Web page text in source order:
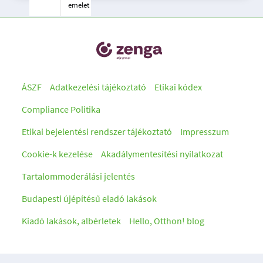
emelet
ÁSZF Adatkezelési tájékoztató
Etikai kódex
Compliance Politika
Etikai bejelentési rendszer tájékoztató
Impresszum
Cookie-k kezelése
Akadálymentesítési nyilatkozat
Tartalommoderálási jelentés
Budapesti újépítésű eladó lakások
Kiadó lakások, albérletek
Hello, Otthon! blog